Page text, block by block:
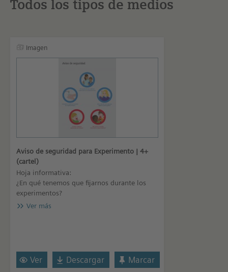
Todos los tipos de medios
Imagen
Aviso de seguridad para Experimento | 4+
(cartel)
Hoja informativa:
¿En qué tenemos que fijarnos durante los
experimentos?
Ver más
Ver Descargar Marcar